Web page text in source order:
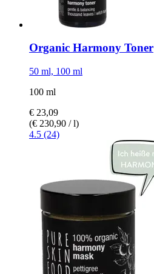
Organic Harmony Toner
50 ml, 100 ml
100 ml
€ 23,09
(€ 230,90 / l)
4.5 (24)